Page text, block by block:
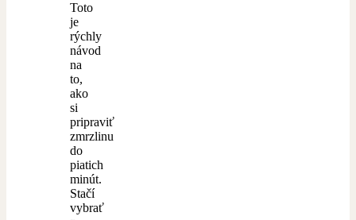
Toto
je
rýchly
návod
na
to,
ako
si
pripraviť
zmrzlinu
do
piatich
minút.
Stačí
vybrať